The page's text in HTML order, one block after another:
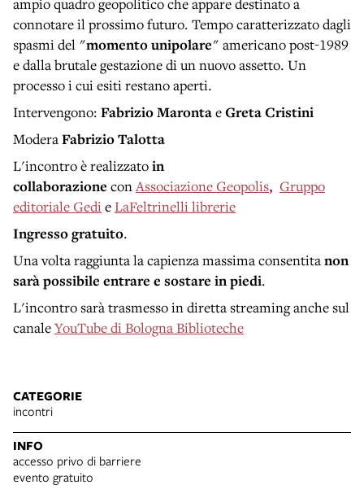
ampio quadro geopolitico che appare destinato a
connotare il prossimo futuro. Tempo caratterizzato dagli
spasmi del "momento unipolare" americano post-1989
e dalla brutale gestazione di un nuovo assetto. Un
processo i cui esiti restano aperti.
Intervengono: Fabrizio MarontaeGreta Cristini
ModeraFabrizio Talotta
L'incontro è realizzatoin
collaborazione conAssociazione Geopolis, Gruppo
editoriale GedieLaFeltrinelli librerie
Ingresso gratuito.
Una volta raggiunta la capienza massima consentitanon
sarà possibile entrare e sostare in piedi.
L'incontro sarà trasmesso in diretta streaming anche sul
canaleYouTube di Bologna Biblioteche
CATEGORIE
incontri
INFO
accesso privo di barriere
evento gratuito